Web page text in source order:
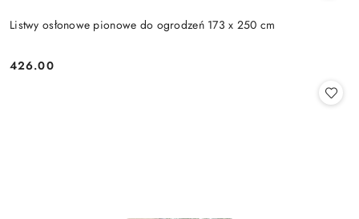
Listwy osłonowe pionowe do ogrodzeń 173 x 250 cm
Cena:
426.00